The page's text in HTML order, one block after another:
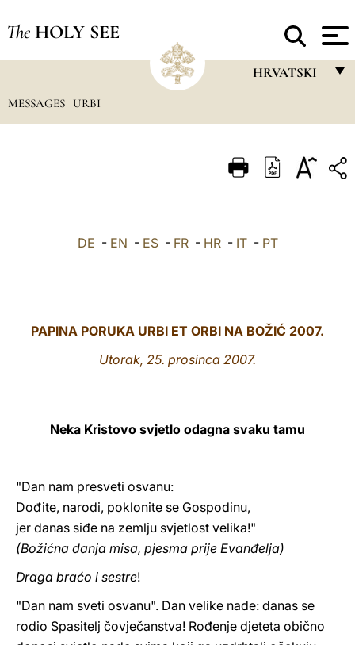
The HOLY SEE
HRVATSKI
ITALIANO
العربيّة
中文
MESSAGES URBI
DE - EN - ES- FR- HR- IT- PT
PAPINA PORUKA URBI ET ORBI NA BOŽIĆ 2007.
Utorak, 25. prosinca 2007.
Neka Kristovo svjetlo odagna svaku tamu
"Dan nam presveti osvanu:
Dođite, narodi, poklonite se Gospodinu,
jer danas siđe na zemlju svjetlost velika!"
(Božićna danja misa, pjesma prije Evanđelja)
Draga braćo i sestre!
"Dan nam sveti osvanu". Dan velike nade: danas se
rodio Spasitelj čovječanstva! Rođenje djeteta obično